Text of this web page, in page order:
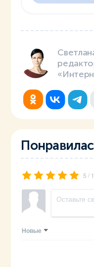
5 / 1
Новые